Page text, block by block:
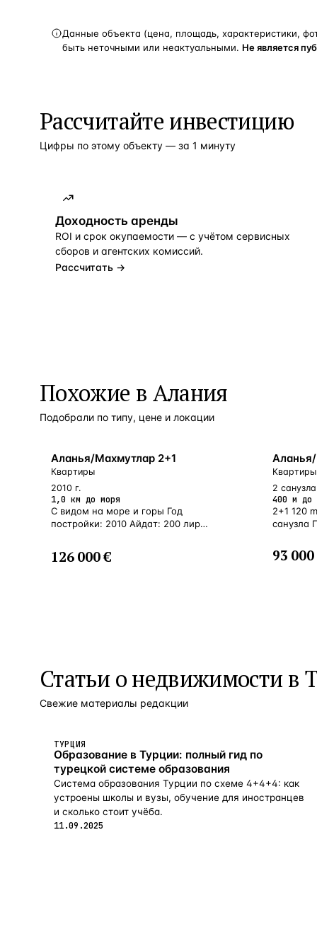
Данные объекта (цена, площадь, характеристики,
быть неточными или неактуальными. Не является
Рассчитайте инвестицию
Цифры по этому объекту — за 1 минуту
Доходность аренды
ROI и срок окупаемости — с учётом сервисных
сборов и агентских комиссий.
Рассчитать →
Похожие в Алания
Подобрали по типу, цене и локации
БЛИЗКО К МОРЮ
Аланья/Махмутлар 2+1
Квартиры
2010 г.
1,0 км до моря
С видом на море и горы Год
постройки: 2010 Айдат: 200 лир
126 000 €
У МОРЯ
Квартиры
2
400 м до
2+1 120
санузла
93
Статьи онедвижимости в
Свежие материалы редакции
ТУРЦИЯ
Образование в Турции: полный гид по
турецкой системе образования
Система образования Турции по схеме 4+4+4: как
устроены школы и вузы, обучение для иностранцев
и сколько стоит учёба.
11.09.2025